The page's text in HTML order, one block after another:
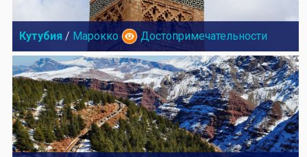
Кутубия / Марокко Достопримечательности